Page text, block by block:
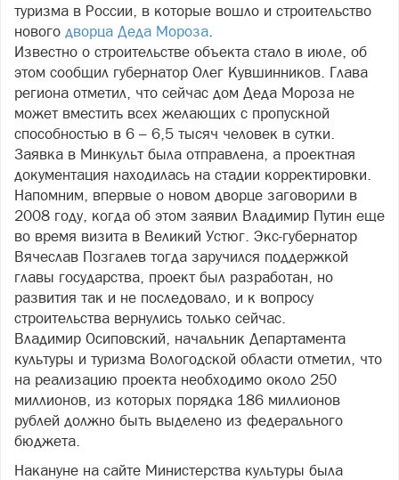
туризма в России, в которые вошло и строительство
нового дворца Деда Мороза.
Известно о строительстве объекта стало в июле, об
этом сообщил губернатор Олег Кувшинников. Глава
региона отметил, что сейчас дом Деда Мороза не
может вместить всех желающих с пропускной
способностью в 6 – 6,5 тысяч человек в сутки.
Заявка в Минкульт была отправлена, а проектная
документация находилась на стадии корректировки.
Напомним, впервые о новом дворце заговорили в
2008 году, когда об этом заявил Владимир Путин еще
во время визита в Великий Устюг. Экс-губернатор
Вячеслав Позгалев тогда заручился поддержкой
главы государства, проект был разработан, но
развития так и не последовало, и к вопросу
строительства вернулись только сейчас.
Владимир Осиповский, начальник Департамента
культуры и туризма Вологодской области отметил, что
на реализацию проекта необходимо около 250
миллионов, из которых порядка 186 миллионов
рублей должно быть выделено из федерального
бюджета.
Накануне на сайте Министерства культуры была